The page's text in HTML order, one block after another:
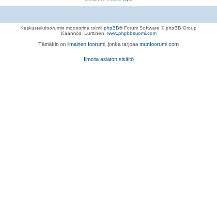
Keskustelufoorumin moottorina toimii phpBB® Forum Software © phpBB Group
Käännös, Lurttinen, www.phpbbsuomi.com
Tämäkin on ilmainen foorumi , jonka tarjoaa munfoorumi.com
Ilmoita asiaton sisältö